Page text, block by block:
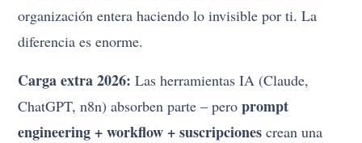
organización entera haciendo lo invisible por ti. La
diferencia es enorme.
Carga extra 2026: Las herramientas IA (Claude,
ChatGPT, n8n) absorben parte – peroprompt
engineering + workflow + suscripciones crean una